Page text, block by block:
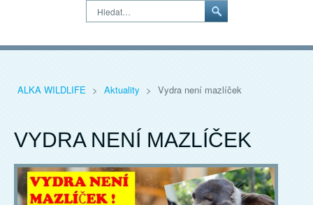
Hledat…
ALKA WILDLIFE > Aktuality > Vydra není mazlíček
VYDRA NENÍ MAZLÍČEK